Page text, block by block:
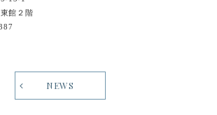
館２階
NEWS